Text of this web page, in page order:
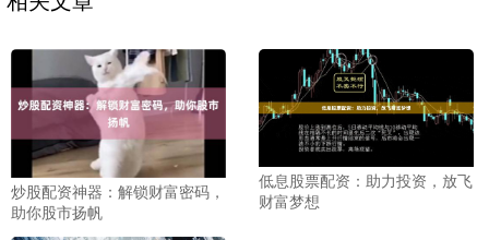
炒股配资神器：解锁财富密码，
助你股市扬帆
低息股票配资：助力投资，放飞
财富梦想